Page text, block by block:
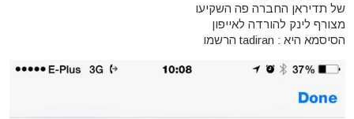
של תדיראן החברה פה השקיעו
מצורף לינק להורדה לאייפון
הסיסמא היא : tadiran הרשמו